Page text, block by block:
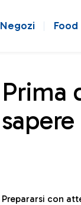
Negozi Food
Prima
Prepararsi con